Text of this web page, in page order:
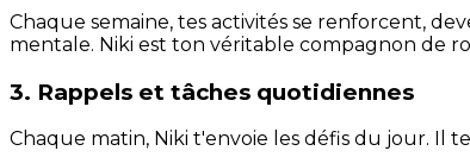
Chaque semaine, tes activités se renforcent,
mentale. Niki est ton véritable compagnon de
3. Rappels et tâches quotidiennes
Chaque matin, Niki t'envoie les défis du jour. Il